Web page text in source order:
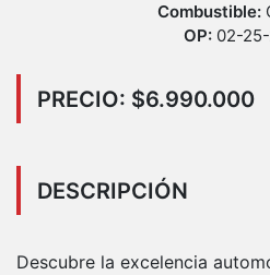
Combustible:
OP: 02-
PRECIO: $6.990.000
DESCRIPCIÓN
Descubre la excelencia